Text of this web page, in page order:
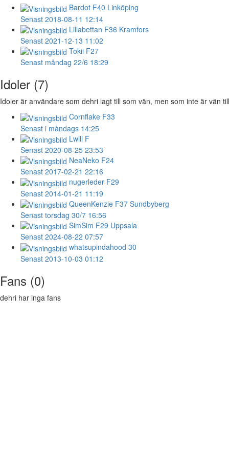
Bardot F40 Linköping
Senast 2018-08-11 12:14
Lillabettan F36 Kramfors
Senast 2021-12-13 11:02
Tokii F27
Senast måndag 22/6 18:29
Idoler (7)
Idoler är användare som dehri lagt till som vän, men som inte är vän
Cornflake F33
Senast i måndags 14:25
Lwill F
Senast 2020-08-25 23:53
NeaNeko F24
Senast 2017-02-21 22:16
nugerleder F29
Senast 2014-01-21 11:19
QueenKenzie F37 Sundbyberg
Senast torsdag 30/7 16:56
SimSim F29 Uppsala
Senast 2024-08-22 07:57
whatsupindahood 30
Senast 2013-10-03 01:12
Fans (0)
dehri har inga fans